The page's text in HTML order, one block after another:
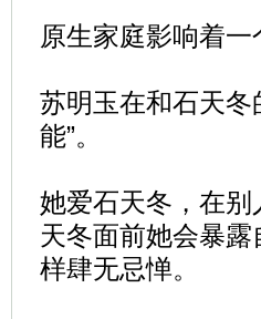
原生家庭影响着
苏明玉在和石天冬
能”。
她爱石天冬，在
天冬面前她会暴
样肆无忌惮。